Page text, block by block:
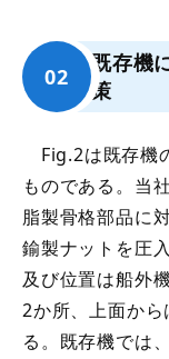
既存機
策
Fig.2は既存機
ものである。当
脂製骨格部品に
鍮製ナットを圧
及び位置は船外
2か所、上面か
る。既存機では